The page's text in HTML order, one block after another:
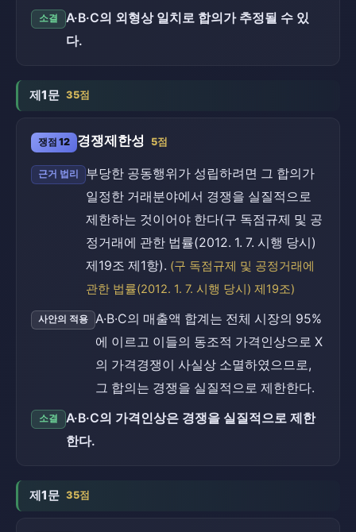
소결
A·B·C의 외형상 일치로 합의가 추정될 수 있
다.
제1문 35점
쟁점 12 경쟁제한성 5점
근거 법리
부당한 공동행위가 성립하려면 그 합의가
일정한 거래분야에서 경쟁을 실질적으로
제한하는 것이어야 한다(구 독점규제 및 공
정거래에 관한 법률(2012. 1. 7. 시행 당시)
제19조 제1항). (구 독점규제 및 공정거래에
관한 법률(2012. 1. 7. 시행 당시) 제19조)
사안의 적용
A·B·C의 매출액 합계는 전체 시장의 95%
에 이르고 이들의 동조적 가격인상으로 X
의 가격경쟁이 사실상 소멸하였으므로,
그 합의는 경쟁을 실질적으로 제한한다.
소결
A·B·C의 가격인상은 경쟁을 실질적으로 제한
한다.
제1문 35점